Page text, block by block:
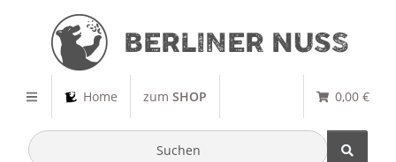
Home zum SHOP 0,00 €